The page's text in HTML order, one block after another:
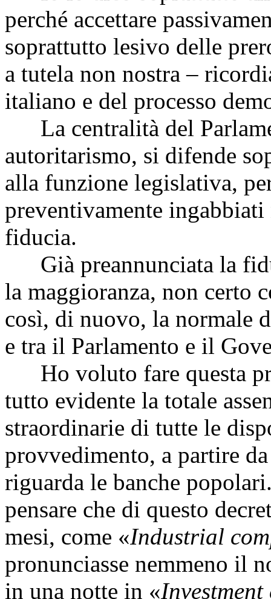
perché accettare
soprattutto lesivo delle
a tutela non nostra –
italiano e del processo
La centralità del
autoritarismo, si difende
alla funzione legislativa,
preventivamente
fiducia.
Già preannunciata la
la maggioranza, non certo
così, di nuovo, la normale
e tra il Parlamento e il
Ho voluto fare questa
tutto evidente la totale
straordinarie di tutte le
provvedimento, a partire
riguarda le banche
pensare che di questo
mesi, come «Industrial
pronunciasse nemmeno il
in una notte in «